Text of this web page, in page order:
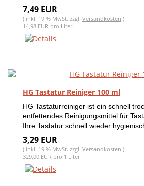
7,49 EUR
( inkl. 19 % MwSt. zzgl. Versandkosten )
14,98 EUR pro Liter
HG Tastatur Reiniger 100 ml
HG Tastaturreiniger ist ein schnell
entfettendes Reinigungsmittel für
Ihre Tastatur schnell wieder
3,29 EUR
( inkl. 19 % MwSt. zzgl. Versandkosten )
329,00 EUR pro 1 Liter